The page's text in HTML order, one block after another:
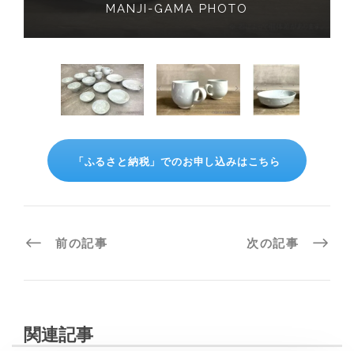
MANJI-GAMA PHOTO
「ふるさと納税」でのお申し込みはこちら
前の記事 次の記事
関連記事